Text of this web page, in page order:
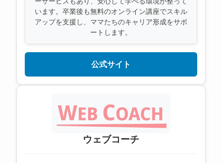
います。卒業後も無料のオンライン講座でスキル
アップを支援し、ママたちのキャリア形成をサポ
ートします。
公式サイト
ウェブコーチ